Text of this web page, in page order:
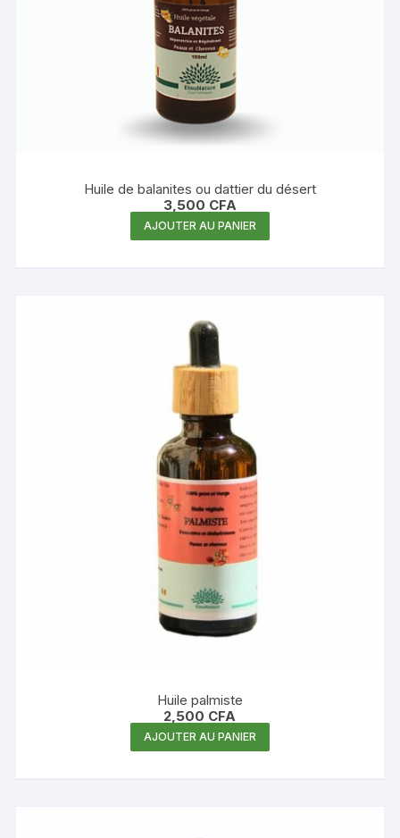
Huile de balanites ou dattier du désert
3,500 CFA
AJOUTER AU PANIER
Huile palmiste
2,500 CFA
AJOUTER AU PANIER